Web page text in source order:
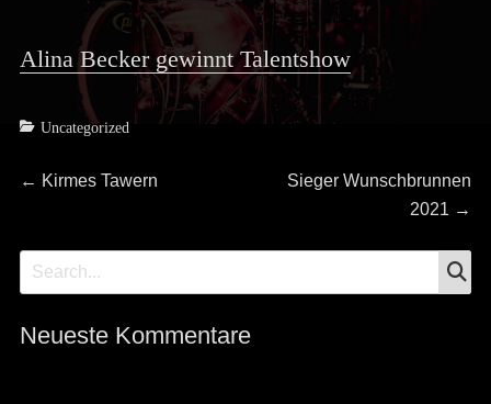
Alina Becker gewinnt Talentshow
Categories
Uncategorized
Beitragsnavigation
← Previous
Kirmes Tawern
Next
Sieger Wunschbrunnen
2021 →
Search
for:
Neueste Kommentare